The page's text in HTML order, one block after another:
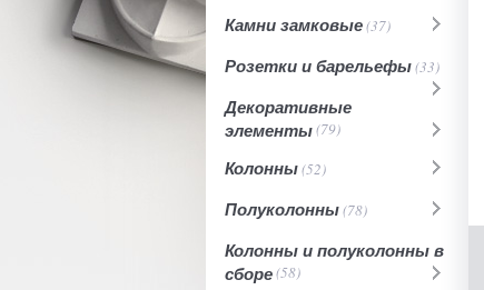
Камни замковые(37)
Розетки и барельефы(33)
Декоративные
элементы(79)
Колонны(52)
Полуколонны(78)
Колонны и полуколонны в
сборе(58)